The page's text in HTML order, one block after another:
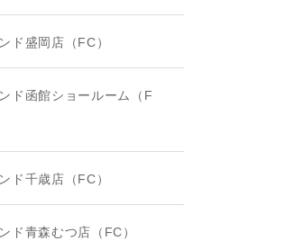
ド盛岡店（FC）
ド函館ショールーム（F
ド千歳店（FC）
ド青森むつ店（FC）